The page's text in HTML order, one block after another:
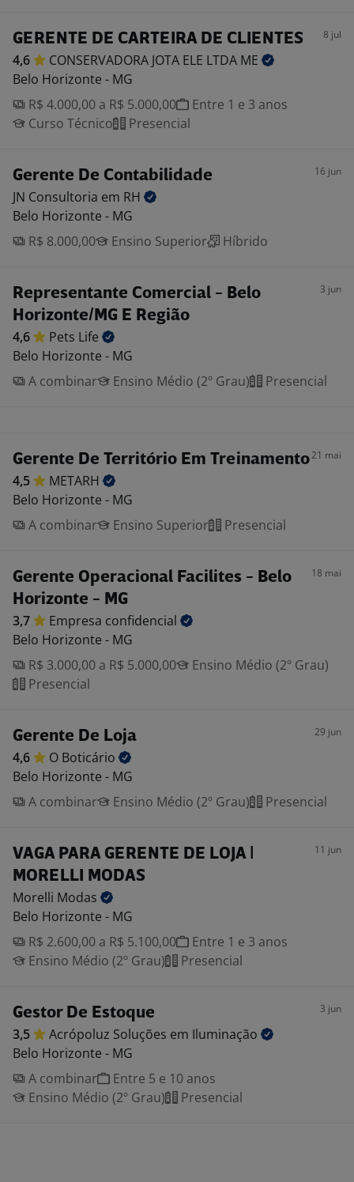
GERENTE DE CARTEIRA DE CLIENTES 8 jul
4,6 CONSERVADORA JOTA ELE LTDA ME
Belo Horizonte - MG
R$ 4.000,00 a R$ 5.000,00
Entre 1 e 3 anos
Curso Técnico
Presencial
Gerente De Contabilidade 16 jun
JN Consultoria em RH
Belo Horizonte - MG
R$ 8.000,00
Ensino Superior Híbrido
Representante Comercial - Belo
Horizonte/MG E Região
3 jun
4,6 Pets Life
Belo Horizonte - MG
A combinar
Ensino Médio (2º Grau) Presencial
Gerente De Território Em Treinamento21 mai
4,5
METARH
Belo Horizonte - MG
A combinar
Ensino Superior Presencial
Gerente Operacional Facilites - Belo
Horizonte - MG
18 mai
3,7 Empresa confidencial
Belo Horizonte - MG
R$ 3.000,00 a R$ 5.000,00
Ensino Médio (2º Grau)
Presencial
Gerente De Loja 29 jun
4,6 O Boticário
Belo Horizonte - MG
A combinar
Ensino Médio (2º Grau) Presencial
VAGA PARA GERENTE DE LOJA |
MORELLI MODAS
11 jun
Morelli Modas
Belo Horizonte - MG
R$ 2.600,00 a R$ 5.100,00
Entre 1 e 3 anos
Ensino Médio (2º Grau)
Presencial
Gestor De Estoque 3 jun
3,5 Acrópoluz Soluções em Iluminação
Belo Horizonte - MG
A combinar
Entre 5 e 10 anos
Ensino Médio (2º Grau)
Presencial